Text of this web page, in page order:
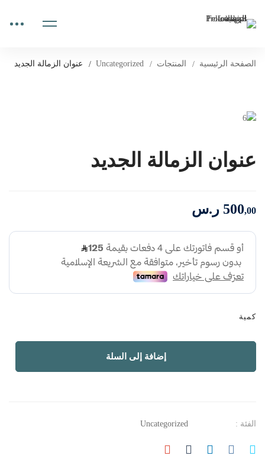
الصفحة الرئيسية المنتجات Uncategorized عنوان الزمالة الجديد
عنوان الزمالة الجديد
500,00 ر.س
كمية
إضافة إلى السلة
الفئة : Uncategorized